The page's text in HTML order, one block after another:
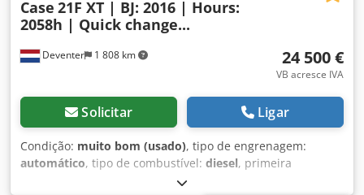
Deventer 1 808 km
Case 21F XT | BJ: 2016 | Hours:
2058h | Quick change...
24 500 €
VB acresce IVA
Solicitar Ligar
Condição: muito bom (usado), tipo de engrenagem:
automático, tipo de combustível: diesel, primeira
, Ano de fabrico: